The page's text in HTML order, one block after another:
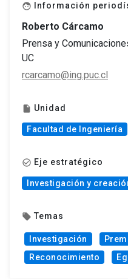
face Información
Roberto Cárcamo
Prensa y
UC
rcarcamo@ing.puc.cl
insert_drive_file Unidad
Facultad de Ingeniería
check_circle_outline Eje estratégico
Investigación y
local_offer Temas
Investigación
Reconocimiento